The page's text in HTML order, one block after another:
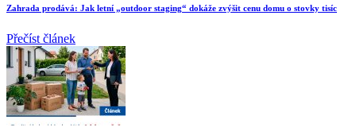
Zahrada prodává: Jak letní „outdoor staging“ dokáže zvýšit cenu domu o stovky tisíc
Přečíst článek